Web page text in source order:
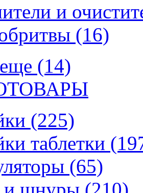
и
(16)
(14)
(225)
таблетки
(65)